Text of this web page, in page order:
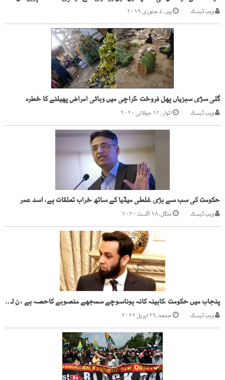
ویب ڈیسک پیر, ۷ جنوری ۲۰۱۹
گلی سڑی سبزیاں پھل فروخت ،کراچی میں وبائی امراض پھیلنے کا خطرہ
ویب ڈیسک اتوار, ۱۲ جولائی ۲۰۲۰
حکومت کی سب سے بڑی غلطی میڈیا کے ساتھ خراب تعلقات ہے، اسد عمر
ویب ڈیسک منگل, ۱۸ اگست ۲۰۲۰
پنجاب میں حکومت ،کابینہ کانہ ہوناسوچے سمجھے منصوبے کاحصہ ہے ، ن لیگ
ویب ڈیسک جمعه, ۲۹ اپریل ۲۰۲۲